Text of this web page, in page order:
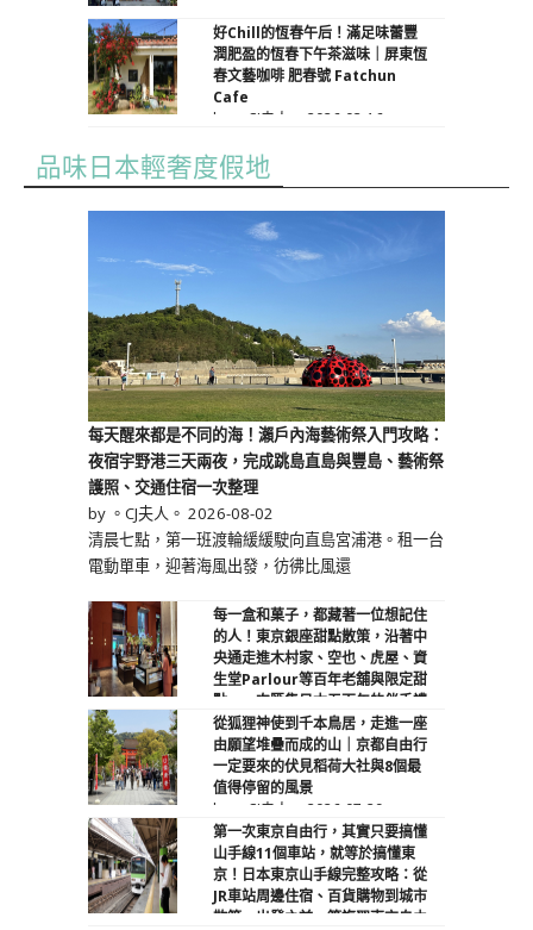
好Chill的恆春午后！滿足味蕾豐
潤肥盈的恆春下午茶滋味｜屏東恆
春文藝咖啡 肥春號 Fatchun
Cafe
by 。CJ夫人。 2026-03-16
品味日本輕奢度假地
每天醒來都是不同的海！瀨戶內海藝術祭入門攻略：
夜宿宇野港三天兩夜，完成跳島直島與豐島、藝術祭
護照、交通住宿一次整理
by 。CJ夫人。 2026-08-02
清晨七點，第一班渡輪緩緩駛向直島宮浦港。租一台
電動單車，迎著海風出發，彷彿比風還
每一盒和菓子，都藏著一位想記住
的人！東京銀座甜點散策，沿著中
央通走進木村家、空也、虎屋、資
生堂Parlour等百年老舖與限定甜
點，一次匯集日本五百年的伴手禮
文化
by 。CJ夫人。2026-08-01
從狐狸神使到千本鳥居，走進一座
由願望堆疊而成的山｜京都自由行
一定要來的伏見稻荷大社與8個最
值得停留的風景
by 。CJ夫人。 2026-07-29
第一次東京自由行，其實只要搞懂
山手線11個車站，就等於搞懂東
京！日本東京山手線完整攻略：從
JR車站周邊住宿、百貨購物到城市
散策，出發之前一篇複習東京自由